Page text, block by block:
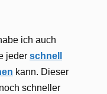
ich auch
jeder schnell
kann. Dieser
schneller